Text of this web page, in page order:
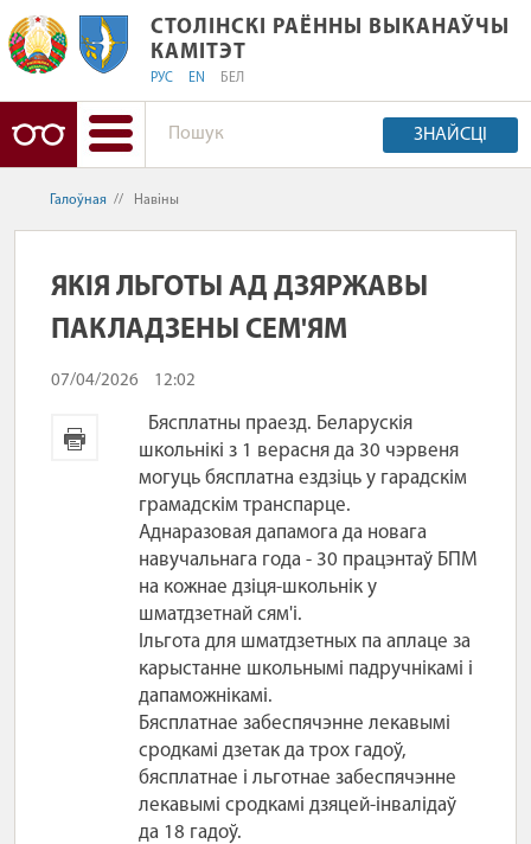
СТОЛІНСКІ РАЁННЫ ВЫКАНАЎЧЫ
СТОЛІНСКІ РАЁННЫ ВЫКАНАЎЧЫ
КАМІТЭТ
РУС EN БЕЛ
ЗНАЙСЦІ
Галоўная // Навіны
ЯКІЯ ЛЬГОТЫ АД ДЗЯРЖАВЫ
ПАКЛАДЗЕНЫ СЕМ'ЯМ
07/04/2026 12:02
Бясплатны праезд. Беларускія
школьнікі з 1 верасня да 30 чэрвеня
могуць бясплатна ездзіць у гарадскім
грамадскім транспарце.
Аднаразовая дапамога да новага
навучальнага года - 30 працэнтаў БПМ
на кожнае дзіця-школьнік у
шматдзетнай сям'і.
Ільгота для шматдзетных па аплаце за
карыстанне школьнымі падручнікамі і
дапаможнікамі.
Бясплатнае забеспячэнне лекавымі
сродкамі дзетак да трох гадоў,
бясплатнае і льготнае забеспячэнне
лекавымі сродкамі дзяцей-інвалідаў
да 18 гадоў.